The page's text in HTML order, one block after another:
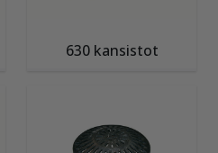
630 kansistot